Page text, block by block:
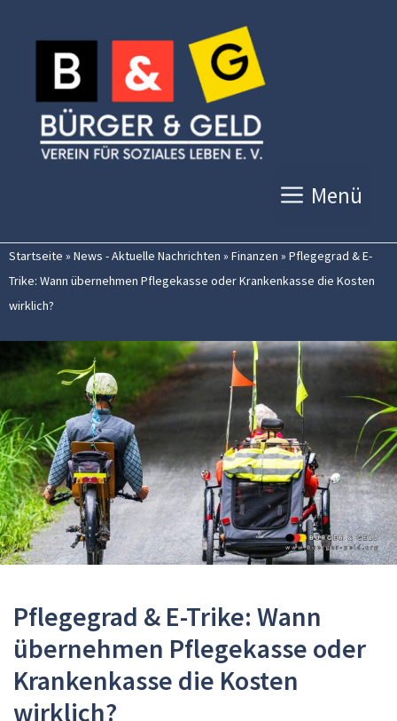
Inhalt
springen
Menü
Startseite » News - Aktuelle Nachrichten » Finanzen » Pflegegrad & E-
Trike: Wann übernehmen Pflegekasse oder Krankenkasse die Kosten
wirklich?
Pflegegrad & E-Trike: Wann
übernehmen Pflegekasse oder
Krankenkasse die Kosten
wirklich?